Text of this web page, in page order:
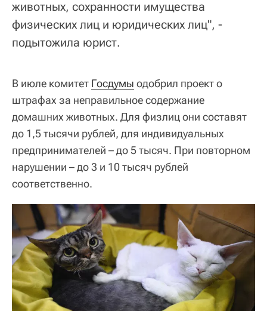
животных, сохранности имущества
физических лиц и юридических лиц", -
подытожила юрист.
В июле комитет Госдумы одобрил проект о
штрафах за неправильное содержание
домашних животных. Для физлиц они составят
до 1,5 тысячи рублей, для индивидуальных
предпринимателей – до 5 тысяч. При повторном
нарушении – до 3 и 10 тысяч рублей
соответственно.